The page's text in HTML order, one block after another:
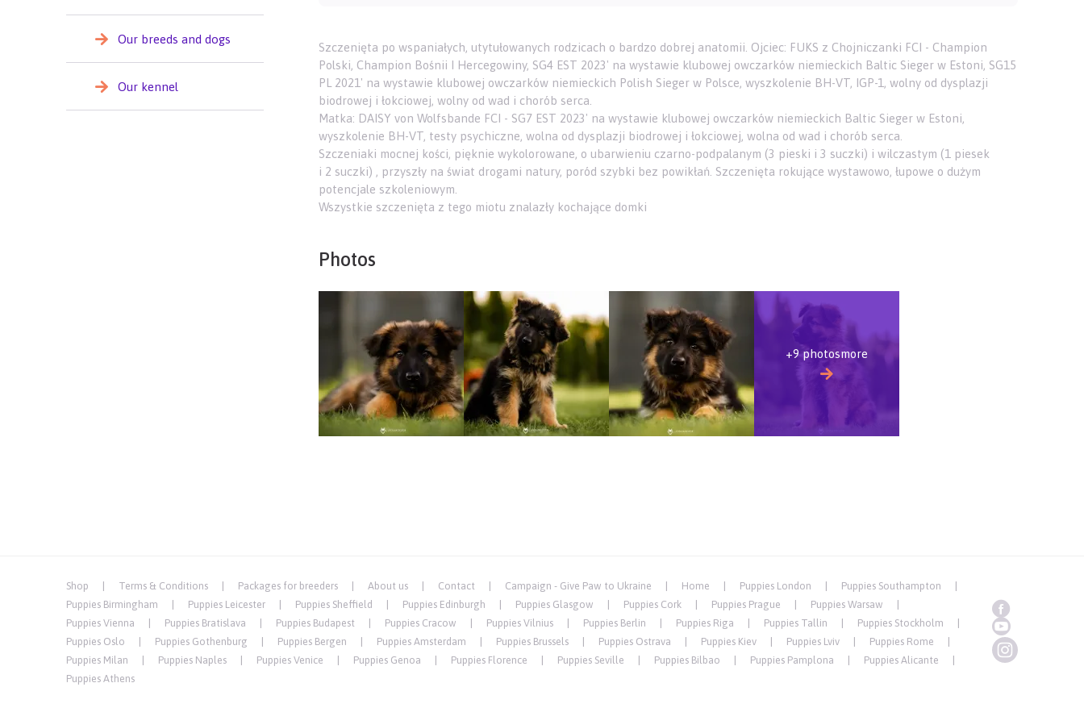
Our breeds and dogs
Our kennel
Szczenięta po wspaniałych, utytułowanych rodzicach o bardzo dobrej anatomii. Ojciec: FUKS z Chojniczanki FCI - Champion
Polski, Champion Bośnii I Hercegowiny, SG4 EST 2023' na wystawie klubowej owczarków niemieckich Baltic Sieger w Estoni, SG15
PL 2021' na wystawie klubowej owczarków niemieckich Polish Sieger w Polsce, wyszkolenie BH-VT, IGP-1, wolny od dysplazji
biodrowej i łokciowej, wolny od wad i chorób serca.
Matka: DAISY von Wolfsbande FCI - SG7 EST 2023' na wystawie klubowej owczarków niemieckich Baltic Sieger w Estoni,
wyszkolenie BH-VT, testy psychiczne, wolna od dysplazji biodrowej i łokciowej, wolna od wad i chorób serca.
Szczeniaki mocnej kości, pięknie wykolorowane, o ubarwieniu czarno-podpalanym (3 pieski i 3 suczki) i wilczastym (1 piesek
i 2 suczki) , przyszły na świat drogami natury, poród szybki bez powikłań. Szczenięta rokujące wystawowo, łupowe o dużym
potencjale szkoleniowym.
Wszystkie szczenięta z tego miotu znalazły kochające domki
Photos
+9 photosmore
Shop Terms & Conditions Packages for breeders About us Contact Campaign - Give Paw to Ukraine Home Puppies London
Puppies Southampton
Puppies Birmingham
Puppies Leicester Puppies Sheffield Puppies Edinburgh Puppies Glasgow Puppies Cork Puppies Prague
Puppies Warsaw
Puppies Vienna
Puppies Bratislava Puppies Budapest Puppies Cracow Puppies Vilnius Puppies Berlin Puppies Riga Puppies Tallin
Puppies Stockholm
Puppies Oslo
Puppies Gothenburg Puppies Bergen Puppies Amsterdam Puppies Brussels Puppies Ostrava Puppies Kiev Puppies Lviv
Puppies Rome
Puppies Milan
Puppies Naples Puppies Venice Puppies Genoa Puppies Florence Puppies Seville Puppies Bilbao Puppies Pamplona
Puppies Alicante
Puppies Athens